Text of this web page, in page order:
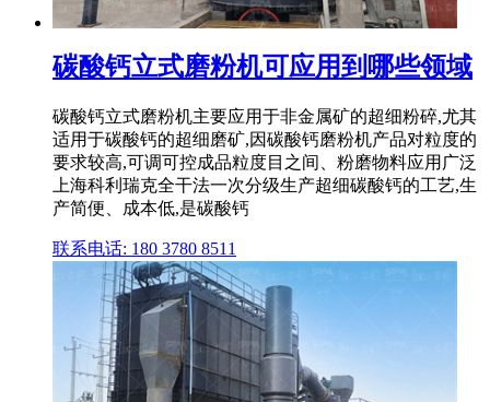
碳酸钙立式磨粉机可应用到哪些领域
碳酸钙立式磨粉机主要应用于非金属矿的超细粉碎,尤其
适用于碳酸钙的超细磨矿,因碳酸钙磨粉机产品对粒度的
要求较高,可调可控成品粒度目之间、粉磨物料应用广泛
上海科利瑞克全干法一次分级生产超细碳酸钙的工艺,生
产简便、成本低,是碳酸钙
联系电话: 180 3780 8511